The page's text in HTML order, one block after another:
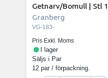
Getnarv/Bomull | Stl
Granberg
VG-183-
Pris Exkl. Moms
I lager
Säljs i Par
12 par / förpackning.